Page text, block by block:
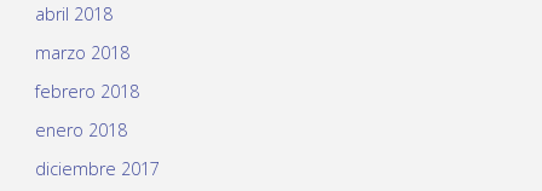
abril 2018
marzo 2018
febrero 2018
enero 2018
diciembre 2017